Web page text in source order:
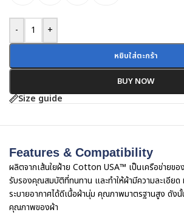
- +
หยิบใส่ตะกร้า
BUY NOW
Size guide
Features & Compatibility
ผลิตจากเส้นใยฝ้าย Cotton USA™ เป็นเครือข่ายข
รับรองคุณสมบัติที่ทนทาน และทำให้ผ้ามีความละเอีย
ระบายอากาศได้ดีเนื้อผ้านุ่ม คุณภาพมาตรฐานสูง ดังนั้
คุณภาพของผ้า